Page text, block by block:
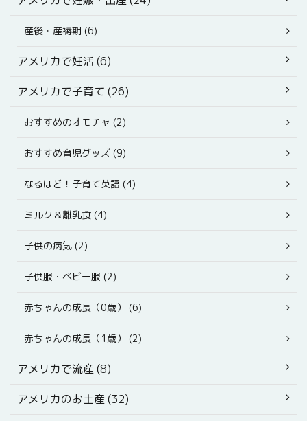
産後・産褥期 (6)
アメリカで妊活 (6)
アメリカで子育て (26)
おすすめのオモチャ (2)
おすすめ育児グッズ (9)
なるほど！子育て英語 (4)
ミルク＆離乳食 (4)
子供の病気 (2)
子供服・ベビー服 (2)
赤ちゃんの成長（0歳） (6)
赤ちゃんの成長（1歳） (2)
アメリカで流産 (8)
アメリカのお土産 (32)